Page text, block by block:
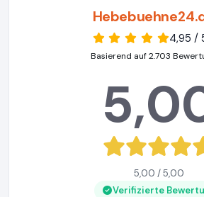
4,95 /
Basierend auf 2.703
5,00 / 5,00
Verifizierte